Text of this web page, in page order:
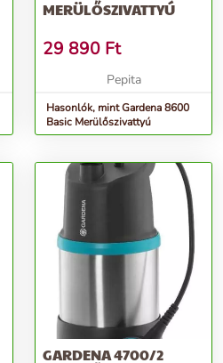
MERÜLŐSZIVATTYÚ
29 890 Ft
Pepita
Hasonlók, mint Gardena 8600
Basic Merülőszivattyú
GARDENA 4700/2